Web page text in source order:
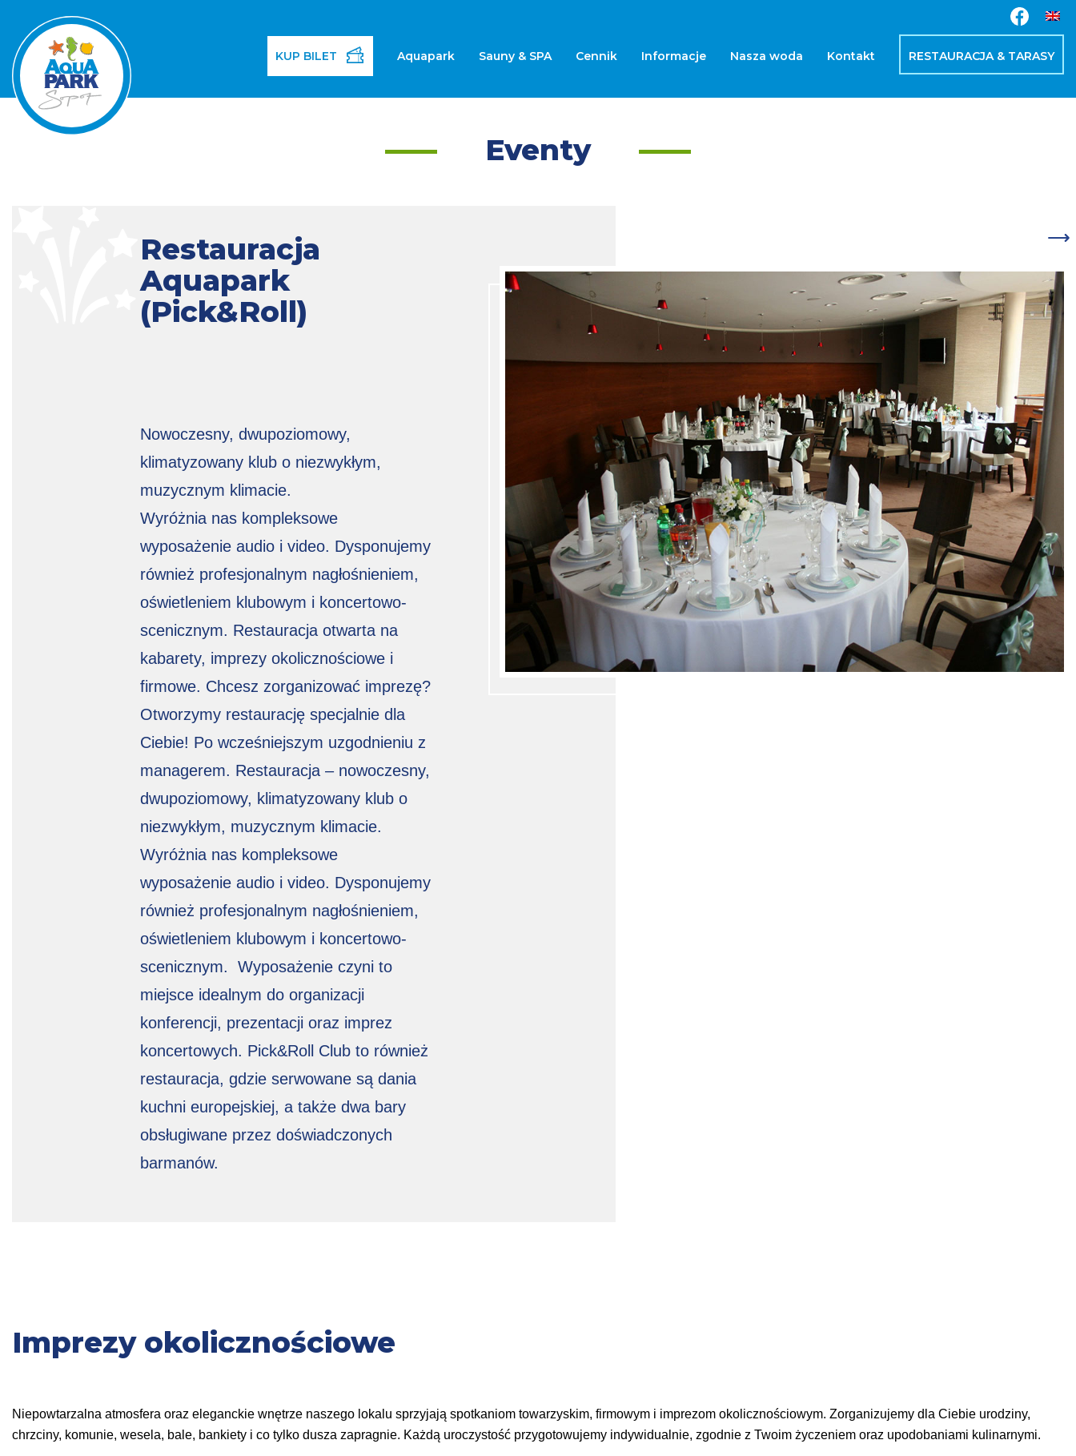
KUP BILET Aquapark Sauny & SPA Cennik Informacje Nasza woda Kontakt RESTAURACJA & TARASY
Eventy
Restauracja
Aquapark
(Pick&Roll)
Nowoczesny, dwupoziomowy,
klimatyzowany klub o niezwykłym,
muzycznym klimacie.
Wyróżnia nas kompleksowe
wyposażenie audio i video. Dysponujemy
również profesjonalnym nagłośnieniem,
oświetleniem klubowym i koncertowo-
scenicznym. Restauracja otwarta na
kabarety, imprezy okolicznościowe i
firmowe. Chcesz zorganizować imprezę?
Otworzymy restaurację specjalnie dla
Ciebie! Po wcześniejszym uzgodnieniu z
managerem. Restauracja – nowoczesny,
dwupoziomowy, klimatyzowany klub o
niezwykłym, muzycznym klimacie.
Wyróżnia nas kompleksowe
wyposażenie audio i video. Dysponujemy
również profesjonalnym nagłośnieniem,
oświetleniem klubowym i koncertowo-
scenicznym. Wyposażenie czyni to
miejsce idealnym do organizacji
konferencji, prezentacji oraz imprez
koncertowych. Pick&Roll Club to również
restauracja, gdzie serwowane są dania
kuchni europejskiej, a także dwa bary
obsługiwane przez doświadczonych
barmanów.
Previous Next
Imprezy okolicznościowe
Niepowtarzalna atmosfera oraz eleganckie wnętrze naszego lokalu sprzyjają spotkaniom towarzyskim, firmowym i imprezom okolicznościowym. Zorganizujemy dla Ciebie urodziny,
chrzciny, komunie, wesela, bale, bankiety i co tylko dusza zapragnie. Każdą uroczystość przygotowujemy indywidualnie, zgodnie z Twoim życzeniem oraz upodobaniami kulinarnymi.